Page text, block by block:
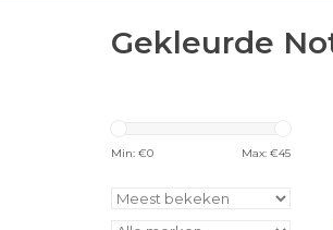
Gekleurde
Min: €0 Max: €45